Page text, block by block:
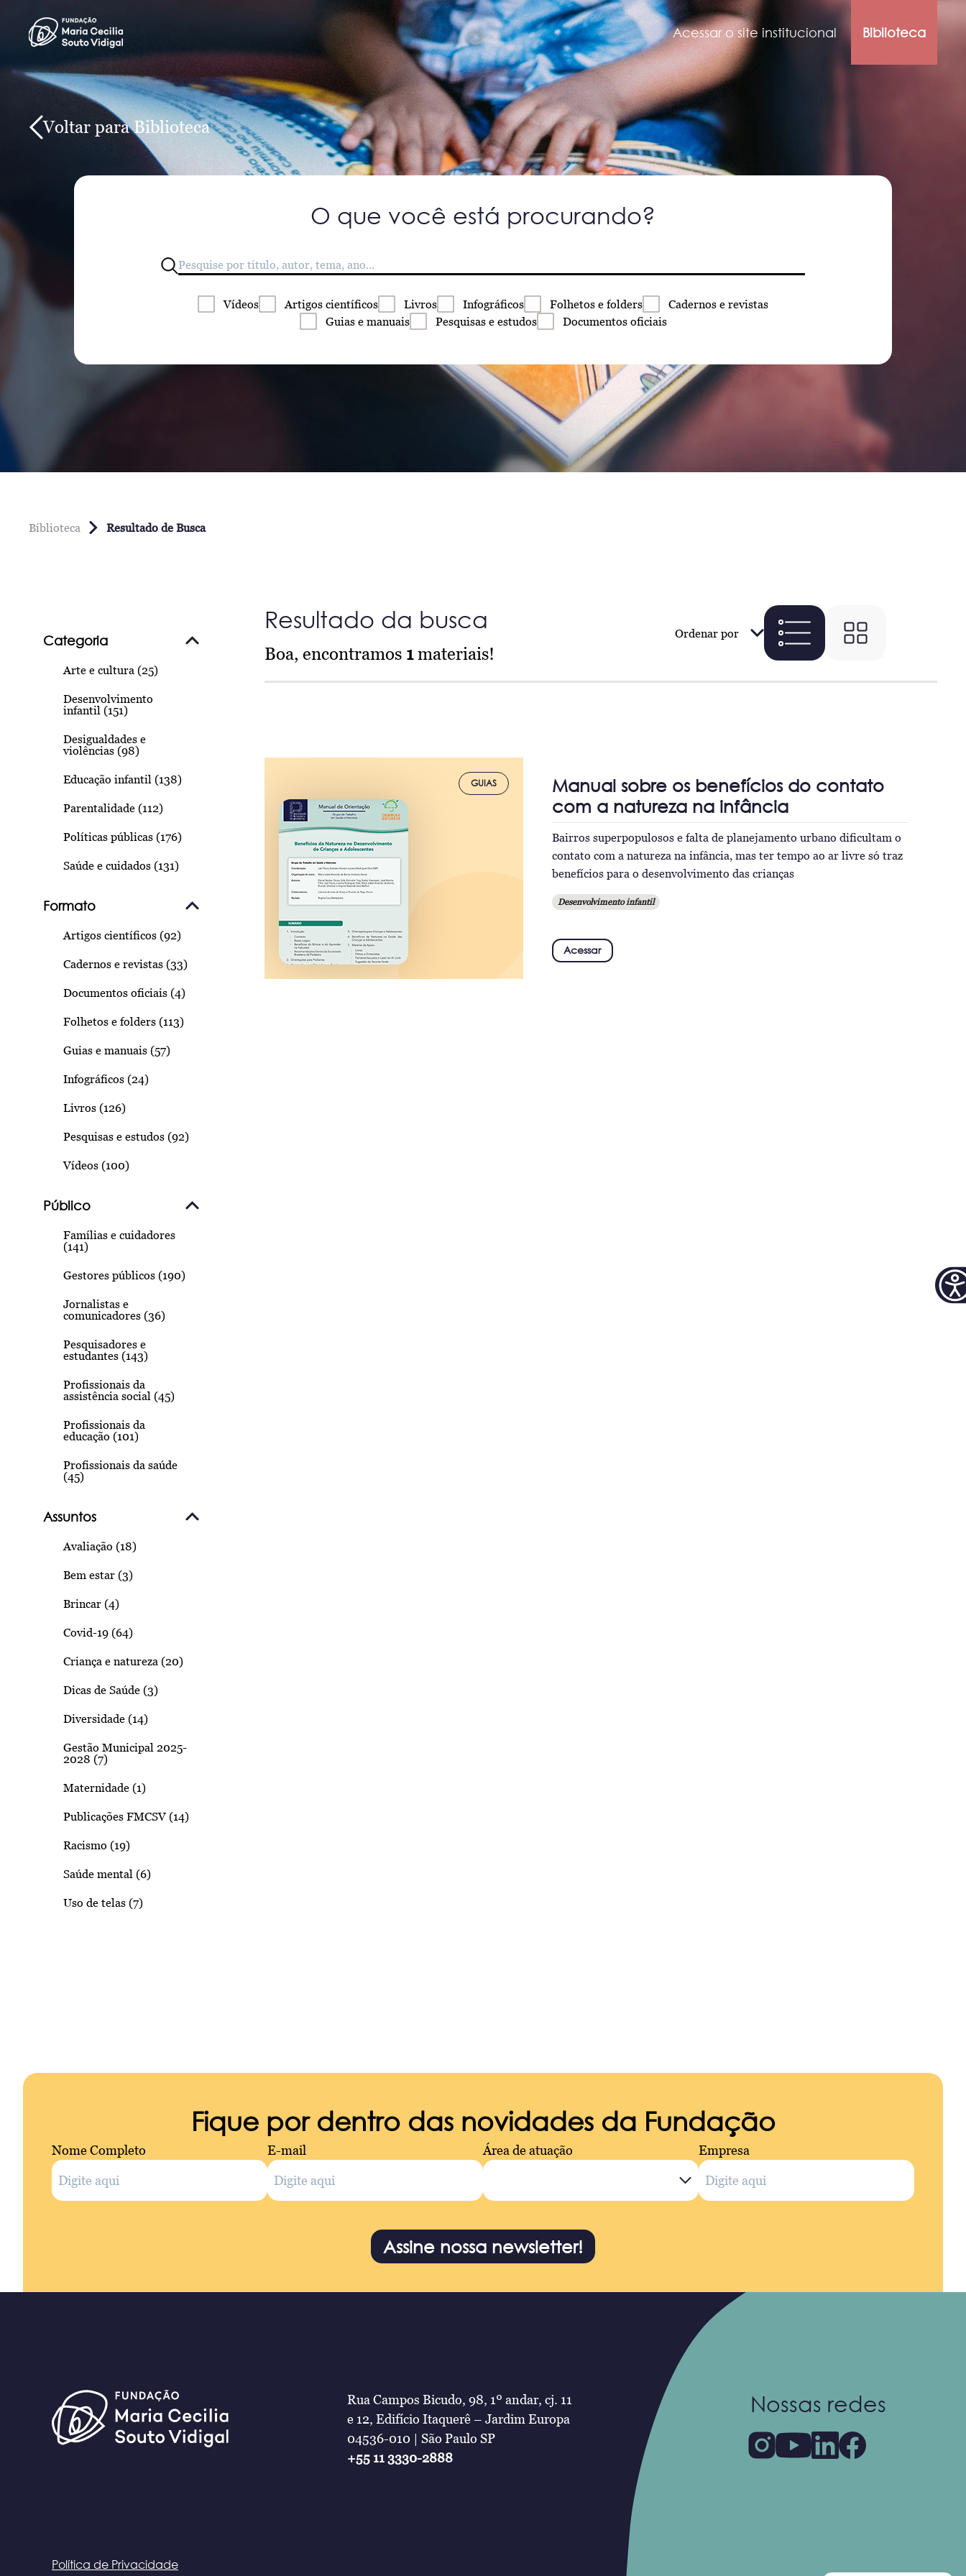
Acessar o site institucional Biblioteca
Voltar para Biblioteca
O que você está procurando?
Vídeos Artigos científicos Livros Infográficos Folhetos e folders Cadernos e revistas
Guias e manuais Pesquisas e estudos Documentos oficiais
Biblioteca Resultado de Busca
Categoria
Arte e cultura (25)
Desenvolvimento
infantil (151)
Desigualdades e
violências (98)
Educação infantil (138)
Parentalidade (112)
Políticas públicas (176)
Saúde e cuidados (131)
Formato
Artigos científicos (92)
Cadernos e revistas (33)
Documentos oficiais (4)
Folhetos e folders (113)
Guias e manuais (57)
Infográficos (24)
Livros (126)
Pesquisas e estudos (92)
Vídeos (100)
Público
Famílias e cuidadores
(141)
Gestores públicos (190)
Jornalistas e
comunicadores (36)
Pesquisadores e
estudantes (143)
Profissionais da
assistência social (45)
Profissionais da
educação (101)
Profissionais da saúde
(45)
Assuntos
Avaliação (18)
Bem estar (3)
Brincar (4)
Covid-19 (64)
Criança e natureza (20)
Dicas de Saúde (3)
Diversidade (14)
Gestão Municipal 2025-
2028 (7)
Maternidade (1)
Publicações FMCSV (14)
Racismo (19)
Saúde mental (6)
Uso de telas (7)
Resultado da busca
Boa, encontramos 1materiais!
Ordenar por
GUIAS
Manual sobre os benefícios do contato
com a natureza na infância
Bairros superpopulosos e falta de planejamento urbano dificultam o
contato com a natureza na infância, mas ter tempo ao ar livre só traz
benefícios para o desenvolvimento das crianças
Desenvolvimento infantil
Acessar
Fique por dentro das novidades da Fundação
Nome Completo E-mail Área de atuação Empresa
Assine nossa newsletter!
Rua Campos Bicudo, 98, 1º andar, cj. 11
e 12, Edifício Itaquerê – Jardim Europa
04536-010 | São Paulo SP
+55 11 3330-2888
Nossas redes
Política de Privacidade